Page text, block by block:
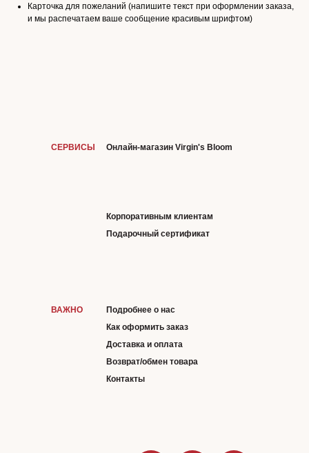
Карточка для пожеланий (напишите текст при оформлении заказа,
и мы распечатаем ваше сообщение красивым шрифтом)
СЕРВИСЫ Онлайн-магазин Virgin's Bloom
Корпоративным клиентам
Подарочный сертификат
Подробнее о нас
Как оформить заказ
Доставка и оплата
Возврат/обмен товара
Контакты
ВАЖНО